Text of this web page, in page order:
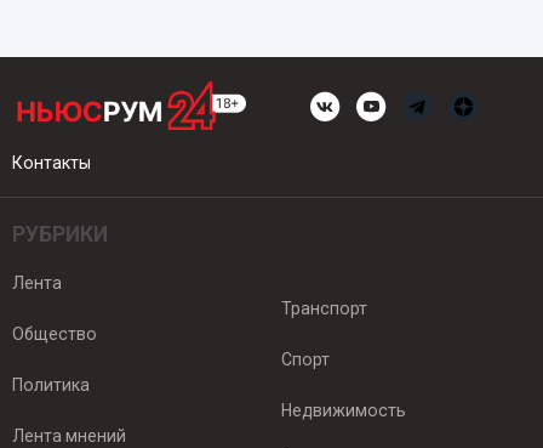
Контакты
РУБРИКИ
Лента
Общество
Политика
Лента мнений
Транспорт
Спорт
Недвижимость